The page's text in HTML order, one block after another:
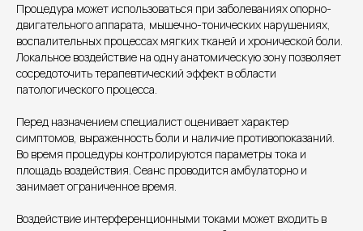
Процедура может использоваться при заболеваниях опорно-
двигательного аппарата, мышечно-тонических нарушениях,
воспалительных процессах мягких тканей и хронической боли.
Локальное воздействие на одну анатомическую зону позволяет
сосредоточить терапевтический эффект в области
патологического процесса.
Перед назначением специалист оценивает характер
симптомов, выраженность боли и наличие противопоказаний.
Во время процедуры контролируются параметры тока и
площадь воздействия. Сеанс проводится амбулаторно и
занимает ограниченное время.
Воздействие интерференционными токами может входить в
Сб. — с 08:00 до 18:00
+7 8313 248 248
Единый номер
Петрищева д.35.пом.3
Патоличева 21Д,П.1
На ремонте
Новый